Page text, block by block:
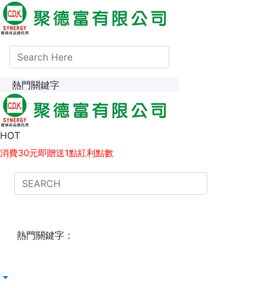
熱門關鍵字
HOT
1點紅利點數 等同 1元現金，可於下次消費時折抵。
消費30元即贈送1點紅利點數
熱門關鍵字：